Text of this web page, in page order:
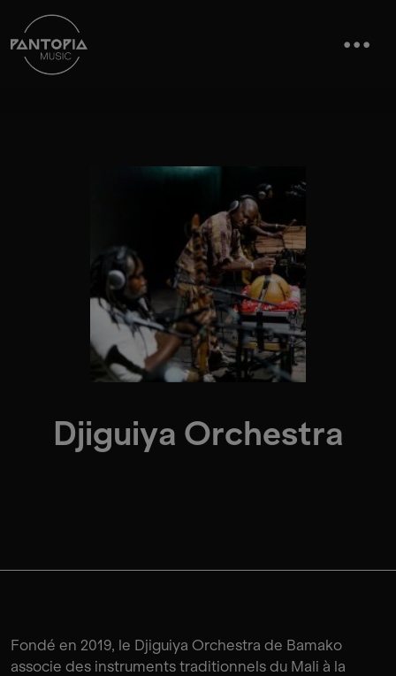
Djiguiya Orchestra
Fondé en 2019, le Djiguiya Orchestra de Bamako
associe des instruments traditionnels du Mali à la